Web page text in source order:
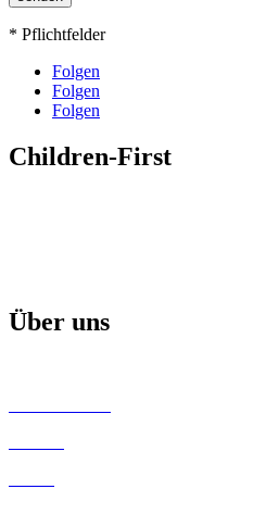
* Pflichtfelder
Folgen
Folgen
Folgen
Children-First
Über uns